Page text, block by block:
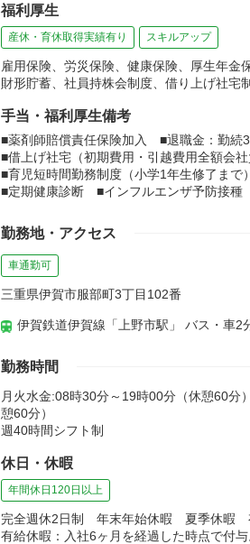
福利厚生
産休・育休取得実績有り スキルアップ
雇用保険、労災保険、健康保険、厚生年金
財形貯蓄、社員持株会制度、借り上げ社宅
手当・福利厚生備考
■薬剤師賠償責任保険加入 ■退職金：勤続
■借上げ社宅（初期費用・引越費用全額会社
■育児短時間勤務制度（小学1年生修了ま
■定期健康診断 ■インフルエンザ予防接種
勤務地・アクセス
車通勤可
三重県伊賀市服部町3丁目102番
伊賀鉄道伊賀線「上野市駅」 バス・車2
勤務時間
月火水金:08時30分～19時00分（休憩60
憩60分）
週40時間シフト制
休日・休暇
年間休日120日以上
完全週休2日制 年末年始休暇 夏季休
有給休暇：入社6ヶ月を経過した時点で付